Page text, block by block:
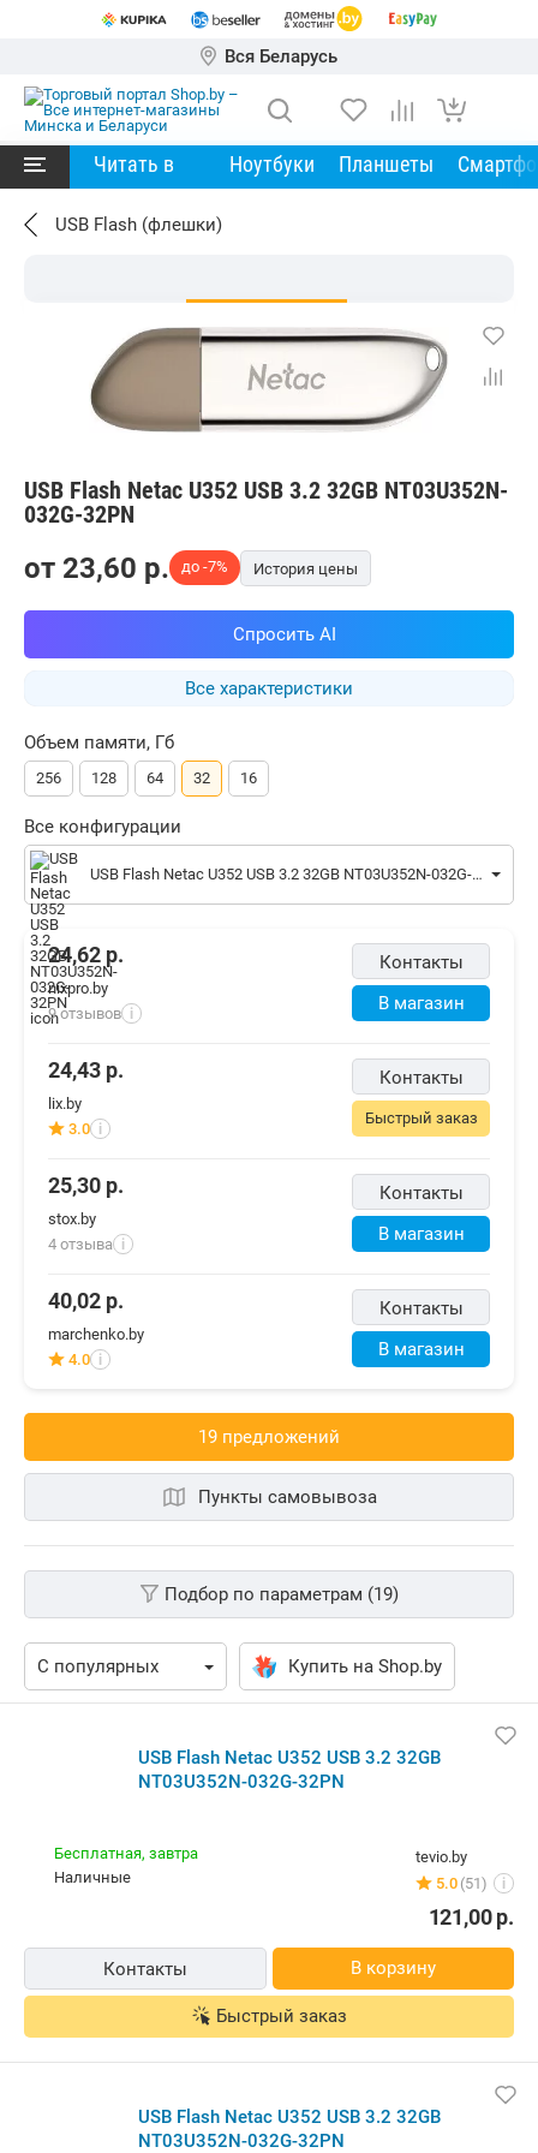
Вся Беларусь
Читать в Ноутбуки Планшеты
USB Flash (флешки)
USB Flash Netac U352 USB 3.2 32GB NT03U352N-
032G-32PN
Все характеристики
Объем памяти, Гб
256 128 64 32 16
Все конфигурации
USB Flash Netac U352 USB 3.2 32GB NT03U352N-032G-32PN
от 23,60 p. до -7% История цены
Спросить AI
Контакты
В магазин
24,62 р.
nixpro.by
9 отзывов i
Контакты
Быстрый заказ
24,43 р.
lix.by
3.0 i
Контакты
В магазин
25,30 р.
stox.by
4 отзыва
i
Контакты
В магазин
40,02 р.
marchenko.by
4.0 i
19 предложений
Пункты самовывоза
Подбор по параметрам (19)
Купить на Shop.by
USB Flash Netac U352 USB 3.2 32GB
NT03U352N-032G-32PN
tevio.by
5.0 (51) i
Бесплатная, завтра
наличные
121,00р.
Контакты В корзину
Быстрый заказ
USB Flash Netac U352 USB 3.2 32GB
NT03U352N-032G-32PN